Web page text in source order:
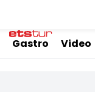
Gastro Video